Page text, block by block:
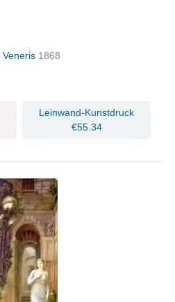
Veneris 1868
Leinwand-Kunstdruck
€55.34